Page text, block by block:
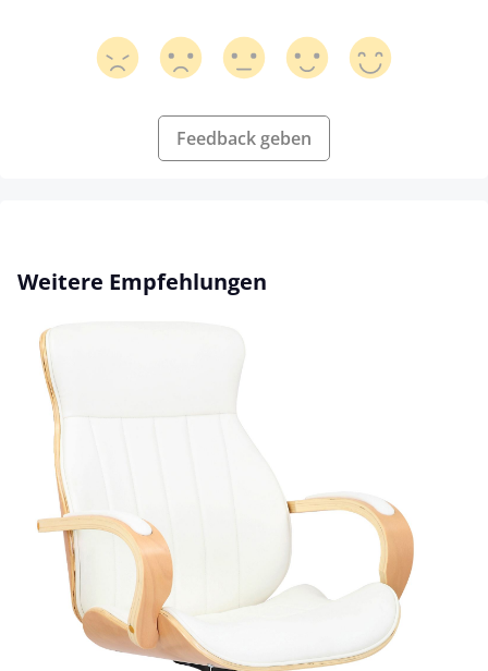
Feedback geben
Produktgalerie überspringen
Weitere Empfehlungen